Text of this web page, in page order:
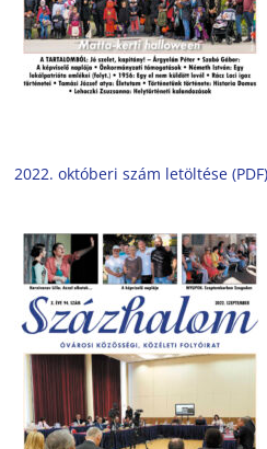
2022. októberi szám letöltése